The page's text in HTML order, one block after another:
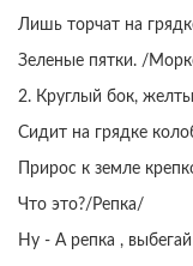
Лишь торчат на
Зеленые пятки. /
2. Круглый бок,
Сидит на грядке
Прирос к земле
Что это?/Репка/
Ну - А репка ,